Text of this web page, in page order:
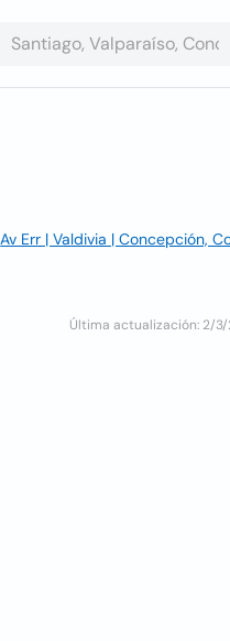
Av Err | Valdivia | Concepción,
Última actualización: 2/3/